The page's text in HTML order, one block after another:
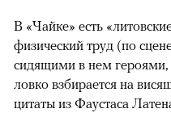
В «Чайке» есть
физический труд (по
сидящими в нем
ловко взбирается на
цитаты из Фаустаса